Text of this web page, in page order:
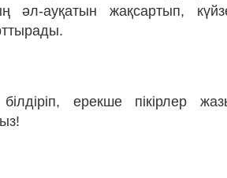
әл-ауқатын жақсартып,
ерекше пікірлер